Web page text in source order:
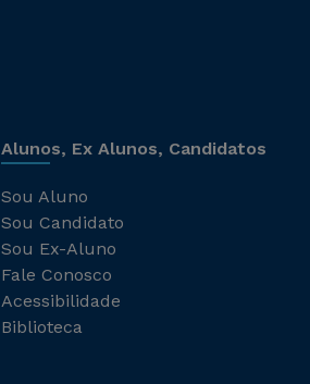
Alunos, Ex Alunos, Candidatos
Sou Aluno
Sou Candidato
Sou Ex-Aluno
Fale Conosco
Acessibilidade
Biblioteca